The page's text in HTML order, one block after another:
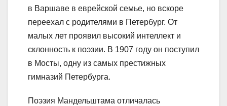
в Варшаве в еврейской семье, но вскоре
переехал с родителями в Петербург. От
малых лет проявил высокий интеллект и
склонность к поэзии. В 1907 году он поступил
в Мосты, одну из самых престижных
гимназий Петербурга.
Поэзия Мандельштама отличалась